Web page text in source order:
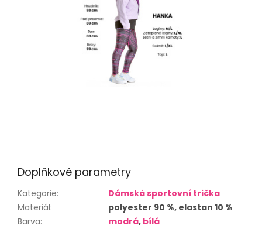
Doplňkové parametry
Kategorie:
Dámská sportovní trička
Materiál:
polyester 90 %, elastan 10 %
Barva: modrá, bílá